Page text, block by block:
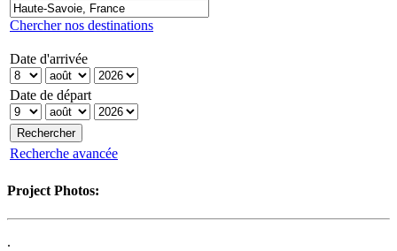
Chercher nos destinations
Date d'arrivée
Date de départ
Recherche avancée
Project Photos:
.